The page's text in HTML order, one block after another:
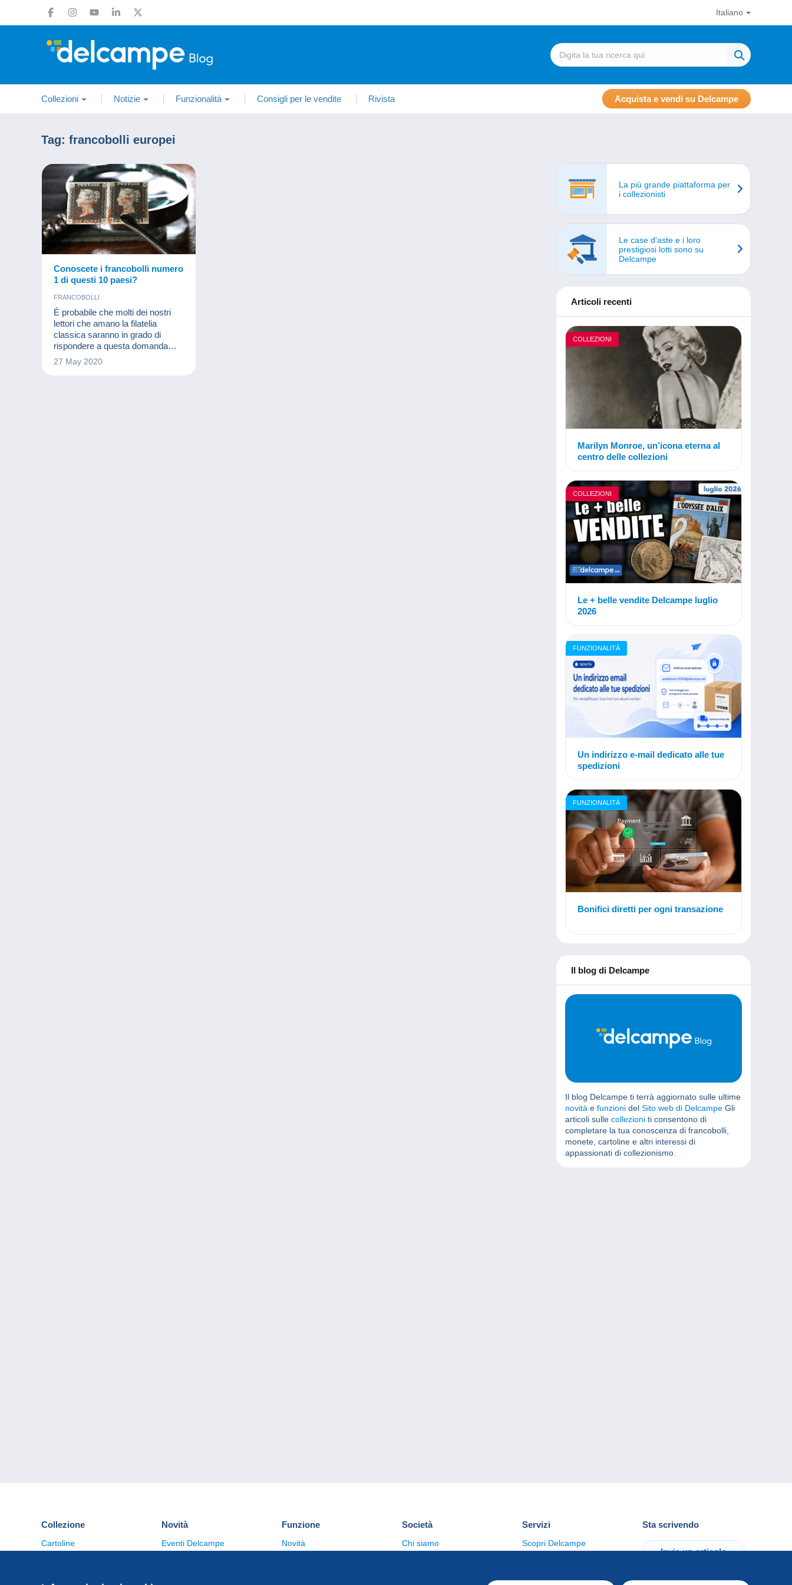
Italiano
Collezioni Notizie Funzionalità Consigli per le vendite Rivista Acquista e vendi su Delcampe
Tag: francobolli europei
Conoscete i francobolli numero
1 di questi 10 paesi?
FRANCOBOLLI
È probabile che molti dei nostri
lettori che amano la filatelia
classica saranno in grado di
rispondere a questa domanda
senza alcun dubbio, ma un
piccolo ripassino non fa male a
27 May 2020
La più grande piattaforma per
i collezionisti
Le case d'aste e i loro
prestigiosi lotti sono su
Delcampe
Articoli recenti
COLLEZIONI
Marilyn Monroe, un’icona eterna al
centro delle collezioni
COLLEZIONI
Le + belle vendite Delcampe luglio
2026
FUNZIONALITÀ
Un indirizzo e-mail dedicato alle tue
spedizioni
FUNZIONALITÀ
Bonifici diretti per ogni transazione
Il blog di Delcampe
Il blog Delcampe ti terrà aggiornato sulle ultime
novità e funzioni del Sito web di Delcampe Gli
articoli sulle collezioni ti consentono di
completare la tua conoscenza di francobolli,
monete, cartoline e altri interessi di
appassionati di collezionismo.
Collezione
Cartoline
Novità
Eventi Delcampe
Funzione
Novità
Società
Chi siamo
Servizi
Scopri Delcampe
Sta scrivendo
Invia un articolo